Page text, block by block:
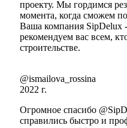
проекту. Мы гордимся
момента, когда сможем
Ваша компания
рекомендуем вас всем,
строительстве.
@ismailova_rossina
2022 г.
Огромное спасибо
справились быстро и